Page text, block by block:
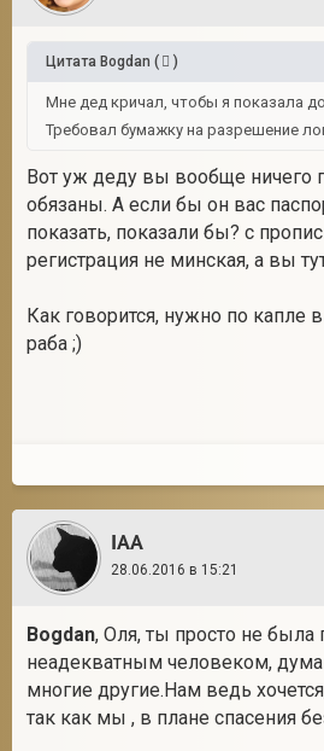
Цитата Bogdan ( )
Мне дед кричал, чтобы я показала
Требовал бумажку на разрешение
Вот уж деду вы вообще ничего
обязаны. А если бы он вас
показать, показали бы? с
регистрация не минская, а вы
Как говорится, нужно по капле
раба ;)
IAA
28.06.2016 в 15:21
Bogdan, Оля, ты просто не
неадекватным человеком,
многие другие.Нам ведь
так как мы , в плане спасения